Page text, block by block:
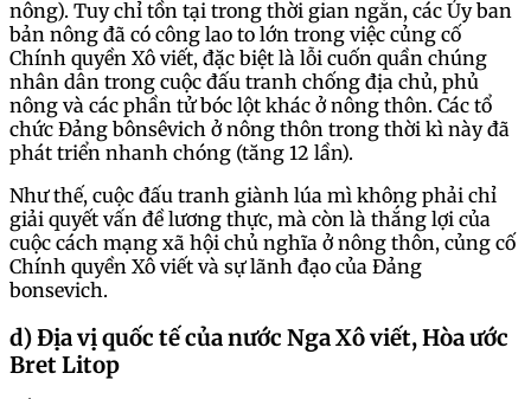
nông). Tuy chỉ tồn tại trong thời gian ngắn, các Ủy ban
bản nông đã có công lao to lớn trong việc củng cố
Chính quyền Xô viết, đặc biệt là lỗi cuốn quần chúng
nhân dân trong cuộc đấu tranh chống địa chủ, phủ
nông và các phần tử bóc lột khác ở nông thôn. Các tổ
chức Đảng bônsêvich ở nông thôn trong thời kì này đã
phát triển nhanh chóng (tăng 12 lần).
Như thế, cuộc đấu tranh giành lúa mì không phải chỉ
giải quyết vấn đề lương thực, mà còn là thắng lợi của
cuộc cách mạng xã hội chủ nghĩa ở nông thôn, củng cố
Chính quyền Xô viết và sự lãnh đạo của Đảng
bonsevich.
d) Địa vị quốc tế của nước Nga Xô viết, Hòa ước
Bret Litop